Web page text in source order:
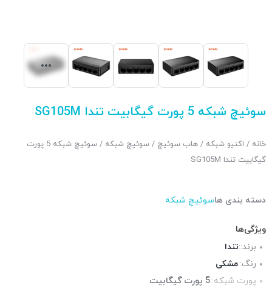
سوئیچ شبکه 5 پورت گیگابیت تندا SG105M
خانه / اکتیو شبکه / هاب سوئیچ / سوئیچ شبکه
/ سوئیچ شبکه 5 پورت
گیگابیت تندا SG105M
دسته بندی هاسوئیچ شبکه
ویژگی‌ها
برند::تندا
رنگ::مشکی
پورت شبکه::5 پورت گیگابیت